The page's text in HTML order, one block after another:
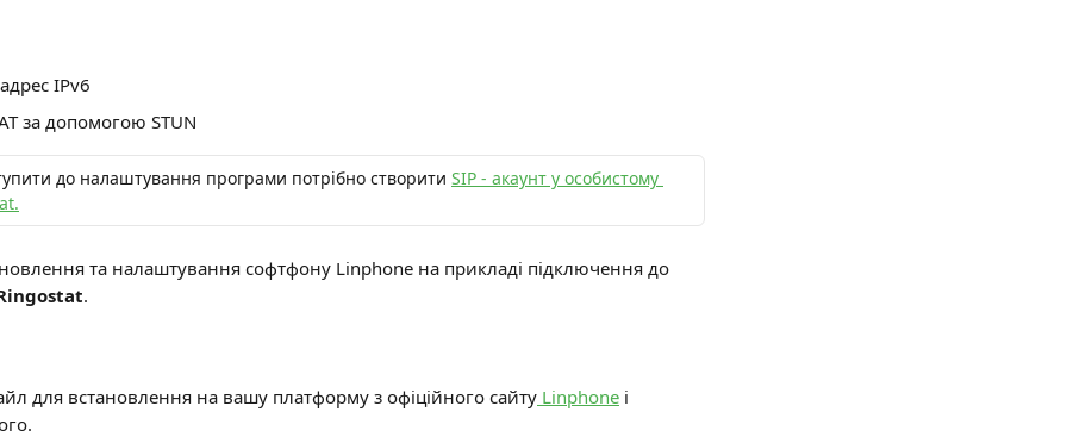
IPv6
за допомогою STUN
до налаштування програми потрібно створити SIP - акаунт у особистому
та налаштування софтфону Linphone на прикладі підключення до
.
для встановлення на вашу платформу з офіційного сайту Linphone і